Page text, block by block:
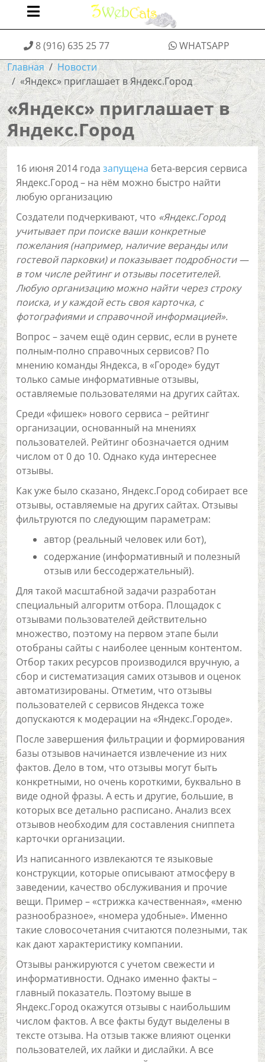
8 (916) 635 25 77
WHATSAPP
Главная
Новости
«Яндекс» приглашает в Яндекс.Город
«Яндекс» приглашает в
Яндекс.Город
16 июня 2014 года запущена бета-версия сервиса
Яндекс.Город – на нём можно быстро найти
любую организацию
Создатели подчеркивают, что «Яндекс.Город
учитывает при поиске ваши конкретные
пожелания (например, наличие веранды или
гостевой парковки) и показывает подробности —
в том числе рейтинг и отзывы посетителей.
Любую организацию можно найти через строку
поиска, и у каждой есть своя карточка, с
фотографиями и справочной информацией».
Вопрос – зачем ещё один сервис, если в рунете
полным-полно справочных сервисов? По
мнению команды Яндекса, в «Городе» будут
только самые информативные отзывы,
оставляемые пользователями на других сайтах.
Среди «фишек» нового сервиса – рейтинг
организации, основанный на мнениях
пользователей. Рейтинг обозначается одним
числом от 0 до 10. Однако куда интереснее
отзывы.
Как уже было сказано, Яндекс.Город собирает все
отзывы, оставляемые на других сайтах. Отзывы
фильтруются по следующим параметрам:
автор (реальный человек или бот),
содержание (информативный и полезный
отзыв или бессодержательный).
Для такой масштабной задачи разработан
специальный алгоритм отбора. Площадок с
отзывами пользователей действительно
множество, поэтому на первом этапе были
отобраны сайты с наиболее ценным контентом.
Отбор таких ресурсов производился вручную, а
сбор и систематизация самих отзывов и оценок
автоматизированы. Отметим, что отзывы
пользователей с сервисов Яндекса тоже
допускаются к модерации на «Яндекс.Городе».
После завершения фильтрации и формирования
базы отзывов начинается извлечение из них
фактов. Дело в том, что отзывы могут быть
конкретными, но очень короткими, буквально в
виде одной фразы. А есть и другие, большие, в
которых все детально расписано. Анализ всех
отзывов необходим для составления сниппета
карточки организации.
Из написанного извлекаются те языковые
конструкции, которые описывают атмосферу в
заведении, качество обслуживания и прочие
вещи. Пример – «стрижка качественная», «меню
разнообразное», «номера удобные». Именно
такие словосочетания считаются полезными, так
как дают характеристику компании.
Отзывы ранжируются с учетом свежести и
информативности. Однако именно факты –
главный показатель. Поэтому выше в
Яндекс.Город окажутся отзывы с наибольшим
числом фактов. А все факты будут выделены в
тексте отзыва. На отзыв также влияют оценки
пользователей, их лайки и дислайки. А все